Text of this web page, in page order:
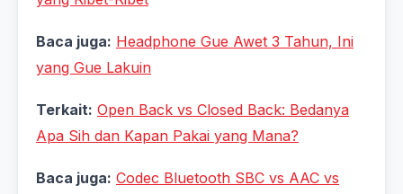
Baca juga: Headphone Gue Awet 3 Tahun, Ini
yang Gue Lakuin
Terkait: Open Back vs Closed Back: Bedanya
Apa Sih dan Kapan Pakai yang Mana?
Baca juga: Codec Bluetooth SBC vs AAC vs